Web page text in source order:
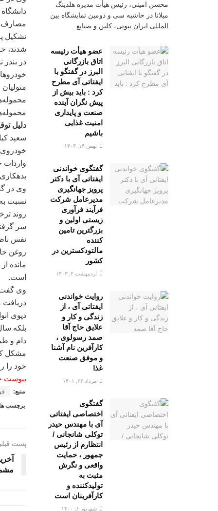
مصارف
تشکیل
شدند،
دلیل
سعید
خودروی
نسبت به تعیین تکلیف
روند
سر
روغن
مانده
است.
وی گفت:
دریافت
دپوی
بلکه
دام و
مشکل
خود را
پیوست
منبع:
برچسب
پست
محسن امینی، رئیس هیأت مدیره هلدینگ
میلانا در حاشیه سی و دومین نمایشگاه بین
المللی ایران بیوتی، کلین و صنایع...
عضو هیأت رئیسه
اتاق بازرگانی
البرز در گفتگو با
ایفتاتی آی مطرح
کرد : باید بیش از
پیش نگران آینده
صنعت و پایداری
امنیت غذایی
باشیم
بهمن ۱۴, ۱۴۰۳
گفتگوی خواندنی
ایفتاتی آی با دکتر
پرویز جهانگیری
مدیرعامل شرکت
فرآیند فرآوری
زیستی اولین و
بزرگترین تامین
کننده
مالتودکسترین در
کشور
اردیبهشت ۲, ۱۴۰۳
روایت خواندنی
ایفتاتی آی ، از
زندگی و کار و
علایق حاج آقا
صمد رسولوی ،
کارآفرین نام آشنا
و موفق صنعت
غذا
مرداد ۲۳, ۱۴۰۱
گفتگوی
اختصاصی ایفتاتی
آی با مهندس حیدر
توکلی شانجانی /
انتظارم از رئیس
جمهور ، حمایت
واقعی و نگرش
مثبت به
تولیدکننده و
کارآفرینان است
شهریور ۶, ۱۴۰۰